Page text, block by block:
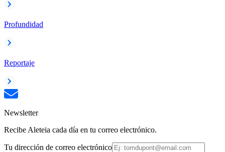
Profundidad
Reportaje
Newsletter
Recibe Aleteia cada día en tu correo electrónico.
Tu dirección de correo electrónico